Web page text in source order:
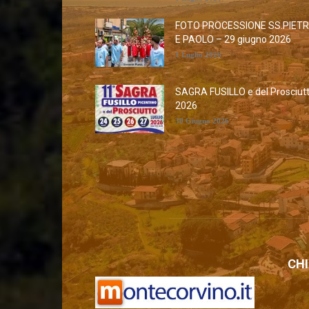
FOTO PROCESSIONE
E PAOLO – 29 giugno 2026
1 Luglio 2026
SAGRA FUSILLO e del
2026
30 Giugno 2026